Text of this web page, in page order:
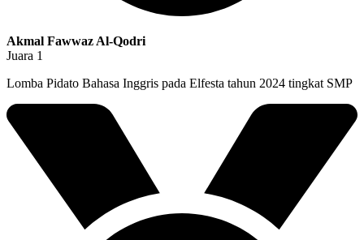
Akmal Fawwaz Al-Qodri
Juara 1
Lomba Pidato Bahasa Inggris pada Elfesta tahun 2024 tingkat SMP